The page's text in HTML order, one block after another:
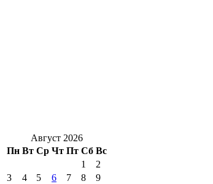
Август 2026
Пн Вт Ср Чт Пт Сб Вс
1
2
3
4 5 6 7 8
9